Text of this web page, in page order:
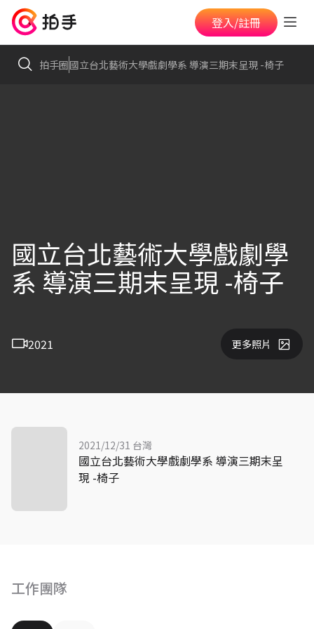
登入/註冊
拍手圈國立台北藝術大學戲劇學系 導演三期末呈現 -椅子
國立台北藝術大學戲劇學
系 導演三期末呈現 -椅子
2021 更多照片
工作團隊
2021/12/31 台灣
國立台北藝術大學戲劇學系 導演三期末呈
現 -椅子